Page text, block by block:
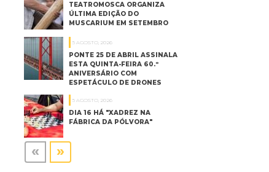
TEATROMOSCA ORGANIZA
ÚLTIMA EDIÇÃO DO
MUSCARIUM EM SETEMBRO
5 AGOSTO, 2026
PONTE 25 DE ABRIL ASSINALA
ESTA QUINTA-FEIRA 60.º
ANIVERSÁRIO COM
ESPETÁCULO DE DRONES
5 AGOSTO, 2026
DIA 16 HÁ "XADREZ NA
FÁBRICA DA PÓLVORA"
« »